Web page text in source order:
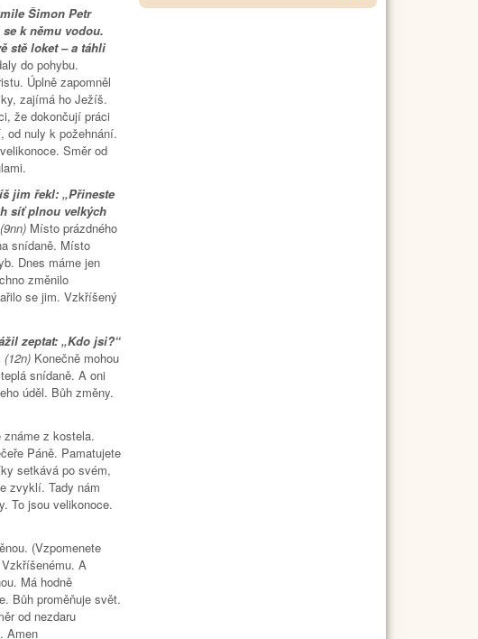
Šimon Petr
k němu vodou.
stě loket – a táhli
do pohybu.
Úplně zapomněl
zajímá ho Ježíš.
že dokončují práci
od nuly k požehnání.
Směr od
jim řekl: „Přineste
síť plnou velkých
(9nn)Místo prázdného
snídaně. Místo
Dnes máme jen
změnilo
se jim. Vzkříšený
zeptat: „Kdo jsi?“
(12n) Konečně mohou
snídaně. A oni
úděl. Bůh změny.
známe z kostela.
Páně. Pamatujete
setkává po svém,
zvyklí. Tady nám
To jsou velikonoce.
(Vzpomenete
A
Má hodně
Bůh proměňuje svět.
od nezdaru
Amen